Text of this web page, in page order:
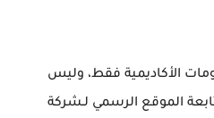
الأكاديمية فقط، وليس
الموقع الرسمي لـشركة